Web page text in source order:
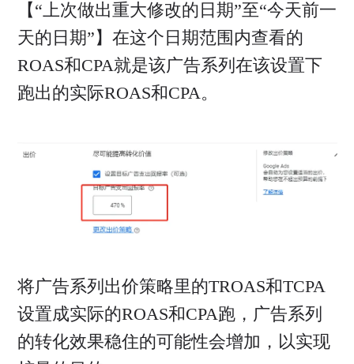
【“上次做出重大修改的日期”至“今天前一
天的日期”】在这个日期范围内查看的
ROAS和CPA就是该广告系列在该设置下
跑出的实际ROAS和CPA。
将广告系列出价策略里的TROAS和TCPA
设置成实际的ROAS和CPA跑，广告系列
的转化效果稳住的可能性会增加，以实现